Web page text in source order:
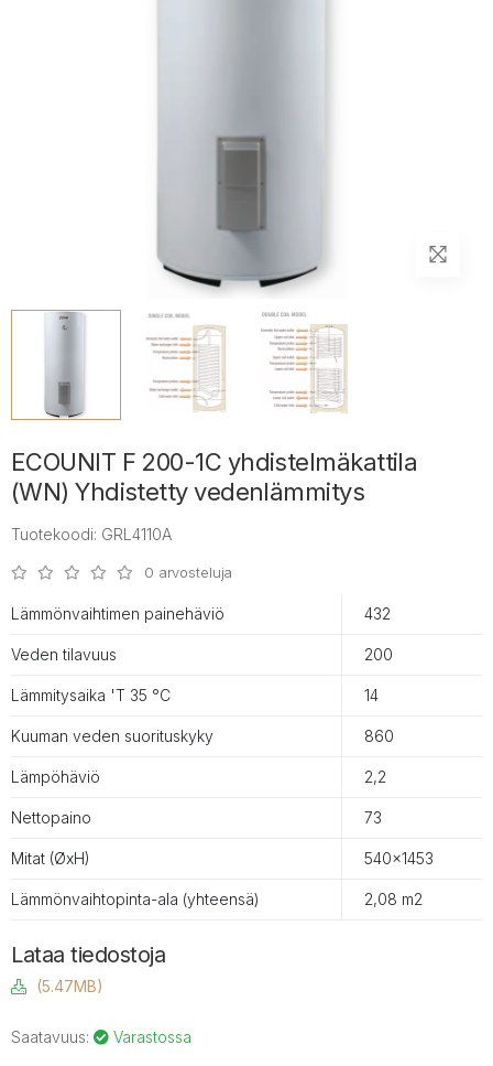
ECOUNIT F 200-1C yhdistelmäkattila
(WN) Yhdistetty vedenlämmitys
Tuotekoodi: GRL4110A
0 arvosteluja
Lämmönvaihtimen painehäviö 432
Veden tilavuus 200
Lämmitysaika 'T 35 °C 14
Kuuman veden suorituskyky 860
Lämpöhäviö 2,2
Nettopaino 73
Mitat (ØxH) 540x1453
Lämmönvaihtopinta-ala (yhteensä) 2,08 m2
Lataa tiedostoja
(5.47MB)
Saatavuus: Varastossa